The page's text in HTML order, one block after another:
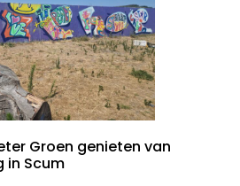
Groen genieten van
in Scum